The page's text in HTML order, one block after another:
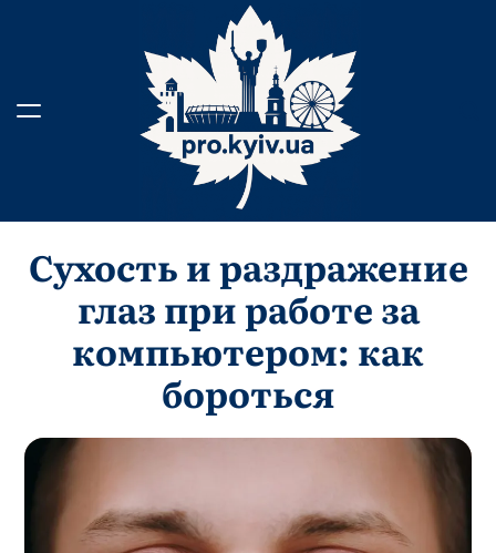
Сухость и раздражение
глаз при работе за
компьютером: как
бороться